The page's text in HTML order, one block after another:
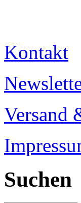
Kontakt
Versand
Suchen